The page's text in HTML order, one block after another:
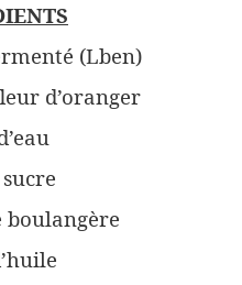
(Lben)
d’oranger
boulangère